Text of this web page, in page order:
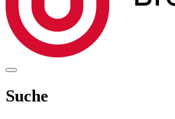
Suche